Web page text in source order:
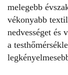
melegebb
vékonyabb
nedvességet és
a